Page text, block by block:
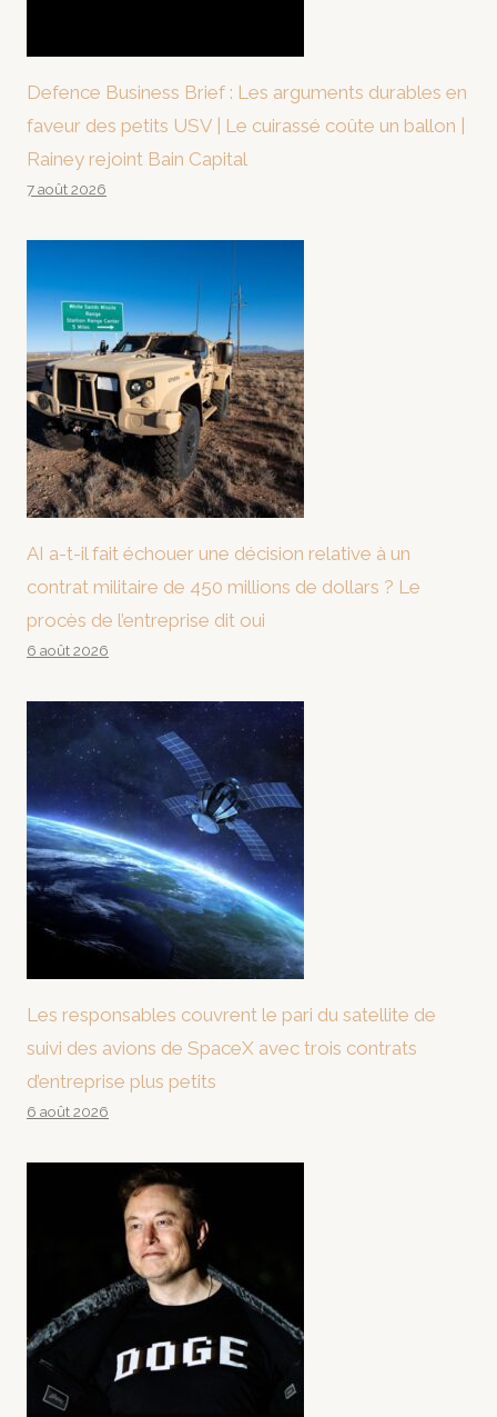
Defence Business Brief : Les arguments durables en
faveur des petits USV | Le cuirassé coûte un ballon |
Rainey rejoint Bain Capital
7 août 2026
AI a-t-il fait échouer une décision relative à un
contrat militaire de 450 millions de dollars ? Le
procès de l’entreprise dit oui
6 août 2026
Les responsables couvrent le pari du satellite de
suivi des avions de SpaceX avec trois contrats
d’entreprise plus petits
6 août 2026